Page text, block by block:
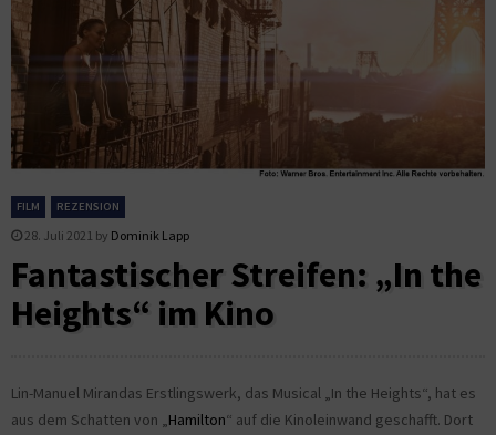
FILM REZENSION
28. Juli 2021 by Dominik Lapp
Fantastischer Streifen: „In the
Heights“ im Kino
Lin-Manuel Mirandas Erstlingswerk, das Musical „In the Heights“, hat es
aus dem Schatten von „Hamilton“ auf die Kinoleinwand geschafft. Dort